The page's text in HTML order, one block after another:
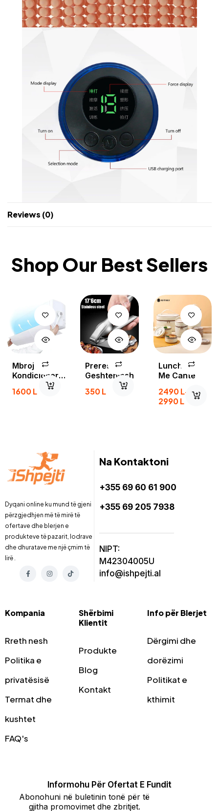
Reviews (0)
Shop Our Best Sellers
Mbrojtese
Kondicioneri
1600L
Prerese
Geshtenjash
350L
Lunch Box
Me Cante
2490L–
2990L
Dyqani online ku mund të gjeni
përzgjedhjen më të mirë të
ofertave dhe blerjen e
produkteve të pazarit, lodrave
dhe dhuratave me një çmim të
lirë .
Na Kontaktoni
+355 69 60 61 900
+355 69 205 7938
NIPT:
M42304005U
info@ishpejti.al
Kompania
Rreth nesh
Politika e
privatësisë
Termat dhe
kushtet
FAQ's
Shërbimi
Klientit
Produkte
Blog
Kontakt
Info për Blerjet
Dërgimi dhe
dorëzimi
Politikat e
kthimit
Informohu Për Ofertat E Fundit
Abonohuni në buletinin tonë për të
gjitha promovimet dhe zbritjet.